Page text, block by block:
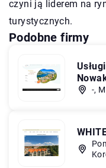
czyni ją liderem na
turystycznych.
Podobne firmy
-,